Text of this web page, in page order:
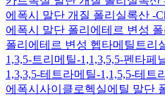
에폭시 말단 개질 폴리실록산 -
에폭시 말단 폴리에테르 변성
폴리에테르 변성 헵타메틸트리
1,3,5-트리메틸-1,1,3,5,5-펜타페
1,3,3,5-테트라메틸-1,1,5,5-테트
에폭시사이클로헥실에틸 말단